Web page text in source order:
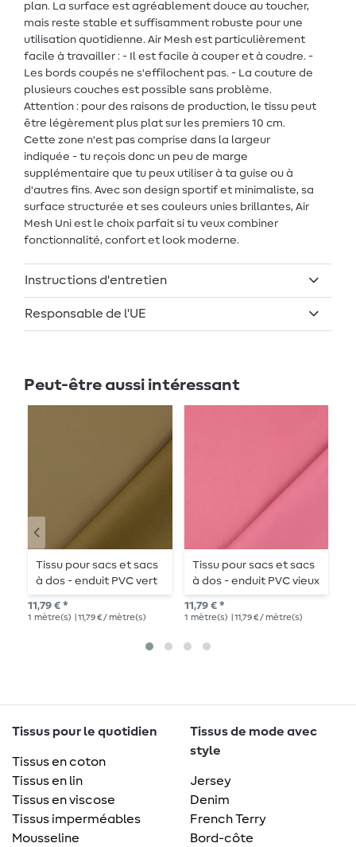
plan. La surface est agréablement douce au toucher,
mais reste stable et suffisamment robuste pour une
utilisation quotidienne. Air Mesh est particulièrement
facile à travailler : - Il est facile à couper et à coudre. -
Les bords coupés ne s'effilochent pas. - La couture de
plusieurs couches est possible sans problème.
Attention : pour des raisons de production, le tissu peut
être légèrement plus plat sur les premiers 10 cm.
Cette zone n'est pas comprise dans la largeur
indiquée - tu reçois donc un peu de marge
supplémentaire que tu peux utiliser à ta guise ou à
d'autres fins. Avec son design sportif et minimaliste, sa
surface structurée et ses couleurs unies brillantes, Air
Mesh Uni est le choix parfait si tu veux combiner
fonctionnalité, confort et look moderne.
Instructions d'entretien
Responsable de l'UE
Peut-être aussi intéressant
Tissu pour sacs et sacs
à dos - enduit PVC vert
olive
11,79 € *
1 mètre(s) | 11,79 € / mètre(s)
Tissu pour sacs et sacs
à dos - enduit PVC vieux
rose
11,79 € *
1 mètre(s) | 11,79 € / mètre(s)
Tissus pour le quotidien
Tissus en coton
Tissus en lin
Tissus en viscose
Tissus imperméables
Mousseline
Tissus de mode avec
style
Jersey
Denim
French Terry
Bord-côte